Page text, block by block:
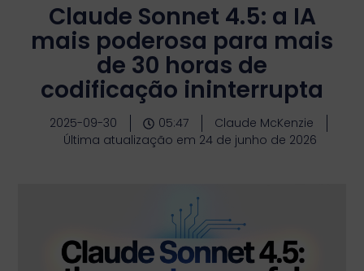
Claude Sonnet 4.5: a IA
mais poderosa para mais
de 30 horas de
codificação ininterrupta
2025-09-30 05:47
Claude McKenzie
Última atualização em 24 de junho de 2026